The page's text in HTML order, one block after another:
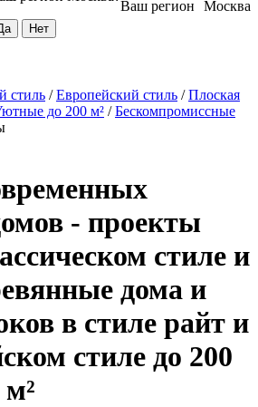
Москва
Ваш регион
стиль /Европейский стиль /Плоская
до 200 м² /Бескомпромиссные
- проекты
стиле и
дома и
в стиле райт и
стиле до 200